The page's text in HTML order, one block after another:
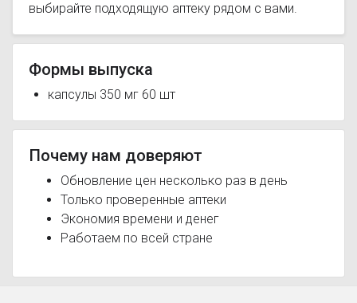
выбирайте подходящую аптеку рядом с вами.
Формы выпуска
капсулы 350 мг 60 шт
Почему нам доверяют
Обновление цен несколько раз в день
Только проверенные аптеки
Экономия времени и денег
Работаем по всей стране